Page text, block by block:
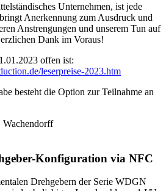
Unternehmen, ist jede
Anerkennung zum Ausdruck und
Anstrengungen und unserem Tun auf
Dank im Voraus!
offen ist:
leserpreise-2023.htm
besteht die Option zur Teilnahme an
Konfiguration via NFC
Drehgebern der Serie WDGN